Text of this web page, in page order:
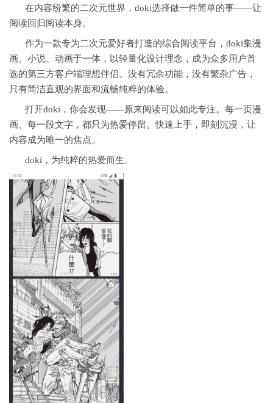
在内容纷繁的二次元世界，doki选择做一件简单的事——让
阅读回归阅读本身。
作为一款专为二次元爱好者打造的综合阅读平台，doki集漫
画、小说、动画于一体，以轻量化设计理念，成为众多用户首
选的第三方客户端理想伴侣。没有冗余功能，没有繁杂广告，
只有简洁直观的界面和流畅纯粹的体验。
打开doki，你会发现——原来阅读可以如此专注。每一页漫
画、每一段文字，都只为热爱停留。快速上手，即刻沉浸，让
内容成为唯一的焦点。
doki，为纯粹的热爱而生。